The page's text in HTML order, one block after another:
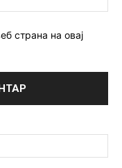
страна на овај